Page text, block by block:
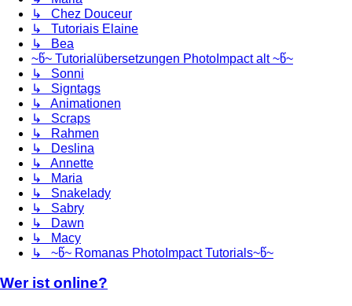
↳ Chez Douceur
↳ Tutoriais Elaine
↳ Bea
~წ~ Tutorialübersetzungen PhotoImpact alt ~წ~
↳ Sonni
↳ Signtags
↳ Animationen
↳ Scraps
↳ Rahmen
↳ Deslina
↳ Annette
↳ Maria
↳ Snakelady
↳ Sabry
↳ Dawn
↳ Macy
↳ ~წ~ Romanas PhotoImpact Tutorials~წ~
Wer ist online?